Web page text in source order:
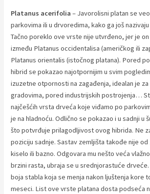
Platanus acerifolia – Javorolisni platan se
parkovima ili u drvoredima, kako ga još
Tačno poreklo ove vrste nije utvrđeno, jer je
između Platanus occidentalisa (američkog ili
Platanus orientalis (istočnog platana). Pored
hibrid se pokazao najotpornijim u svim
izuzetne otpornosti na zagađenja, idealan je za
gradovima, pored industrijskih postrojenja…
najčešćih vrsta drveća koje viđamo po
je na hladnoću. Odlično se pokazao i u sadnji u
što potvrđuje prilagodljivost ovog hibrida. Ne
poziciju sadnje. Sastav zemljišta takođe nije od
kiselo ili bazno. Odgovara mu nešto veća
brzini rasta, ubraja se u srednjorastuće
boja stabla koja se menja nakon ljuštenja kore
meseci. List ove vrste platana dosta podseća